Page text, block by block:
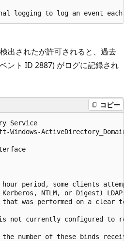
出されたが許可されると、過去
ント ID 2887) がログに記録され
コピー
Service
period, some clients
Kerberos, NTLM, or Digest)
that was performed on a clear
not currently configured to
the number of these binds